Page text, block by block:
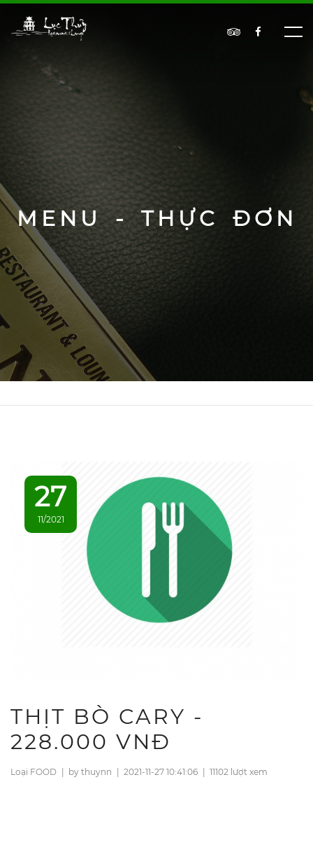
MENU - THỰC ĐƠN
27
11/2021
THỊT BÒ CARY -
228.000 VNĐ
Loại FOOD | by thuynn | 2021-11-27 10:41:06 | 11102 lượt xem